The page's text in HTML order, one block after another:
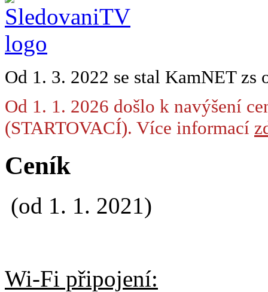
Od 1. 3. 2022 se stal KamNET
Od 1. 1. 2026 došlo k navýšení
(STARTOVACÍ). Více informací
Ceník
(od 1. 1. 2021)
Wi-Fi připojení: